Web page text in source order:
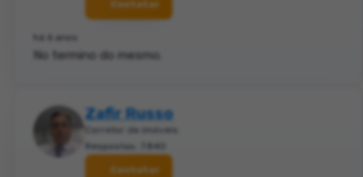
Contatar
há 6 anos
No termino do mesmo.
Zafir Russo
Corretor de imóveis
Respostas: 7.840
Contatar